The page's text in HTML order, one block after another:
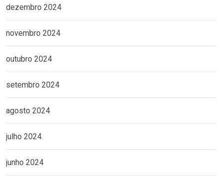
dezembro 2024
novembro 2024
outubro 2024
setembro 2024
agosto 2024
julho 2024
junho 2024